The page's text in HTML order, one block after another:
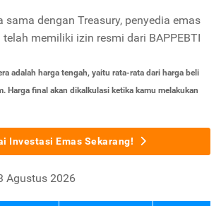
sama dengan Treasury, penyedia emas
memiliki izin resmi dari BAPPEBTI
adalah harga tengah, yaitu rata-rata dari harga beli
Harga final akan dikalkulasi ketika kamu melakukan
Investasi Emas Sekarang!
Agustus 2026